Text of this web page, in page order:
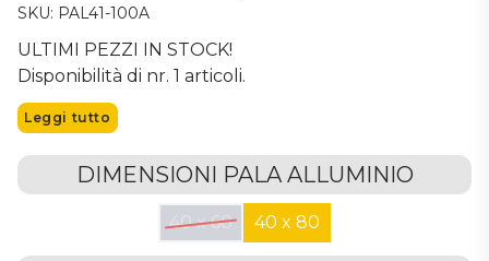
SKU: PAL41-100A
ULTIMI PEZZI IN STOCK!
Disponibilità di nr. 1 articoli.
Leggi tutto
DIMENSIONI PALA ALLUMINIO
40 x 60 40 x 80